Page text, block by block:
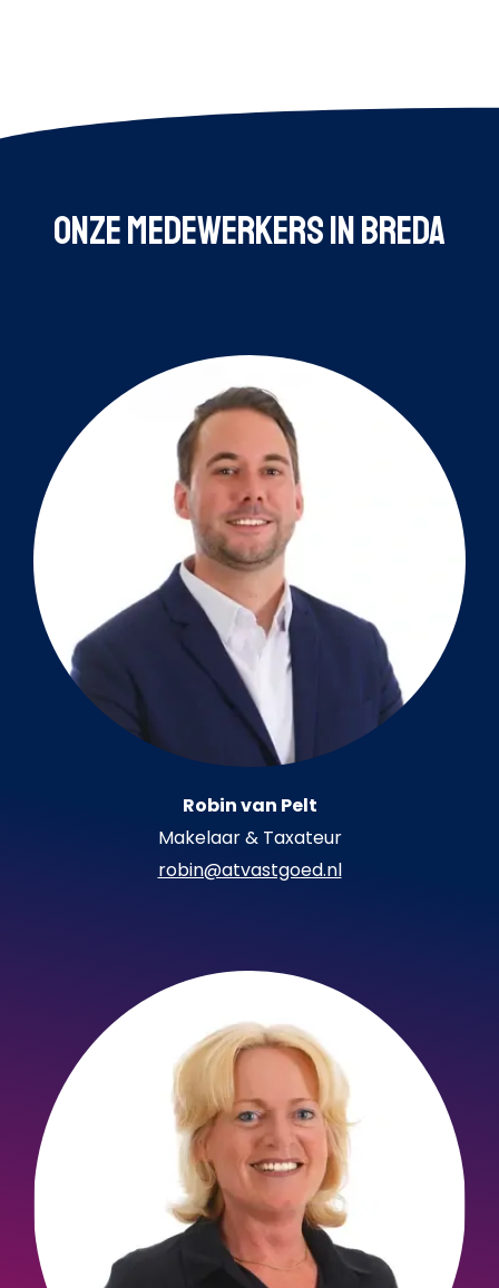
Onze medewerkers in Breda
Robin van Pelt
Makelaar & Taxateur
robin@atvastgoed.nl